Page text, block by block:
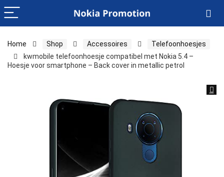
Home Shop Accessoires
Telefoonhoesjes
kwmobile telefoonhoesje compatibel met Nokia 5.4 –
Hoesje voor smartphone – Back cover in metallic petrol